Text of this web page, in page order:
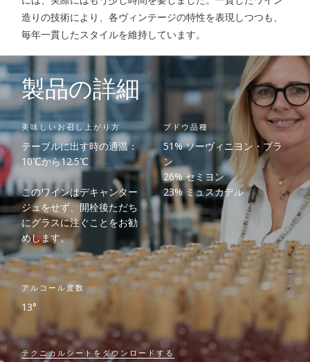
造りの技術により、各ヴィンテージの特性を表現しつつも、
毎年一貫したスタイルを維持しています。
製品の詳細
美味しいお召し上がり方
テーブルに出す時の適温：
10℃から12.5℃
このワインはデキャンター
ジュをせず、開栓後ただち
にグラスに注ぐことをお勧
めします。
ブドウ品種
51% ソーヴィニヨン・ブラ
ン
26% セミヨン
23% ミュスカデル
アルコール度数
13°
テクニカルシートをダウンロードする